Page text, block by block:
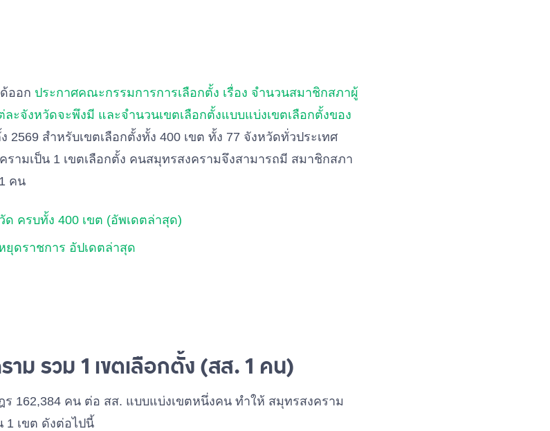
ออก ประกาศคณะกรรมการการเลือกตั้ง เรื่อง จํานวนสมาชิกสภาผู้
ะจังหวัดจะพึงมี และจํานวนเขตเลือกตั้งแบบแบ่งเขตเลือกตั้งของ
2569 สำหรับเขตเลือกตั้งทั้ง 400 เขต ทั้ง 77 จังหวัดทั่วประเทศ
รามเป็น 1 เขตเลือกตั้ง คนสมุทรสงครามจึงสามารถมี สมาชิกสภา
คน
ด ครบทั้ง 400 เขต (อัพเดตล่าสุด)
ดราชการ อัปเดตล่าสุด
าม รวม 1 เขตเลือกตั้ง (สส. 1 คน)
162,384 คน ต่อ สส. แบบแบ่งเขตหนึ่งคน ทำให้ สมุทรสงคราม
1 เขต ดังต่อไปนี้